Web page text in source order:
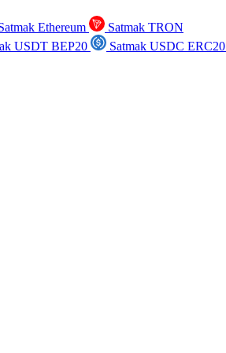
Ethereum
Satmak TRON
USDT BEP20 Satmak USDC ERC20